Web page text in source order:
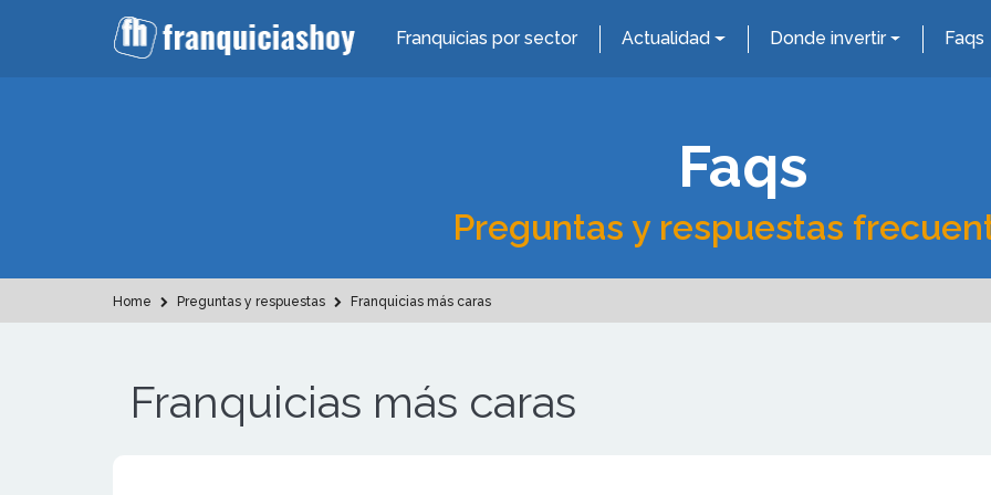
Franquicias por sector Actualidad Donde invertir Faqs
Faqs
Preguntas y respuestas
Home Preguntas y respuestas Franquicias más caras
Franquicias más caras